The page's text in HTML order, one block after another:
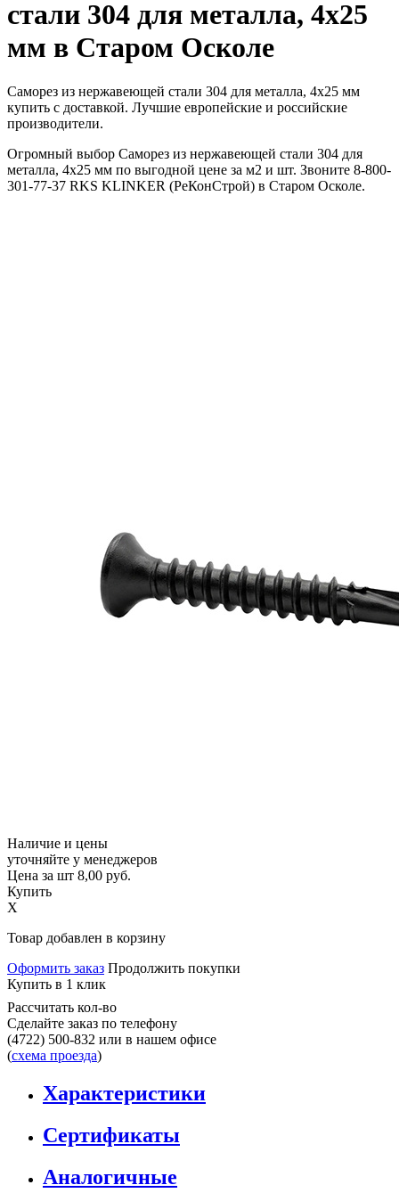
стали 304 для металла, 4х25
мм в Старом Осколе
Саморез из нержавеющей стали 304 для металла, 4х25 мм
купить с доставкой. Лучшие европейские и российские
производители.
Огромный выбор Саморез из нержавеющей стали 304 для
металла, 4х25 мм по выгодной цене за м2 и шт. Звоните 8-800-
301-77-37 RKS KLINKER (РеКонСтрой) в Старом Осколе.
Наличие и цены
уточняйте у менеджеров
Цена за шт 8,00 руб.
Купить
X
Товар добавлен в корзину
Оформить заказ Продолжить покупки
Купить в 1 клик
Рассчитать кол-во
Сделайте заказ по телефону
(4722) 500-832 или в нашем офисе
(схема проезда)
Характеристики
Сертификаты
Аналогичные